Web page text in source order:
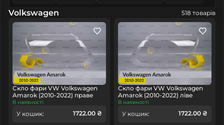
Volkswagen 518 товарів
Скло фари VW Volkswagen
Amarok (2010-2022) праве
В наявності
У кошик: 1722.00 ₴
Скло фари VW Volkswagen
Amarok (2010-2022) ліве
В наявності
У кошик: 1722.00 ₴